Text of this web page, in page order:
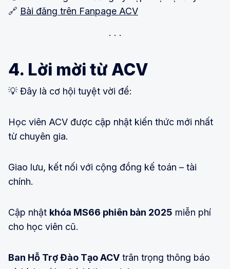
🔗 Bài đăng trên Fanpage ACV
4. Lời mời từ ACV
💡 Đây là cơ hội tuyệt vời để:
Học viên ACV được cập nhật kiến thức mới nhất
từ chuyên gia.
Giao lưu, kết nối với cộng đồng kế toán – tài
chính.
Cập nhật khóa MS66 phiên bản 2025 miễn phí
cho học viên cũ.
Ban Hỗ Trợ Đào Tạo ACV trân trọng thông báo